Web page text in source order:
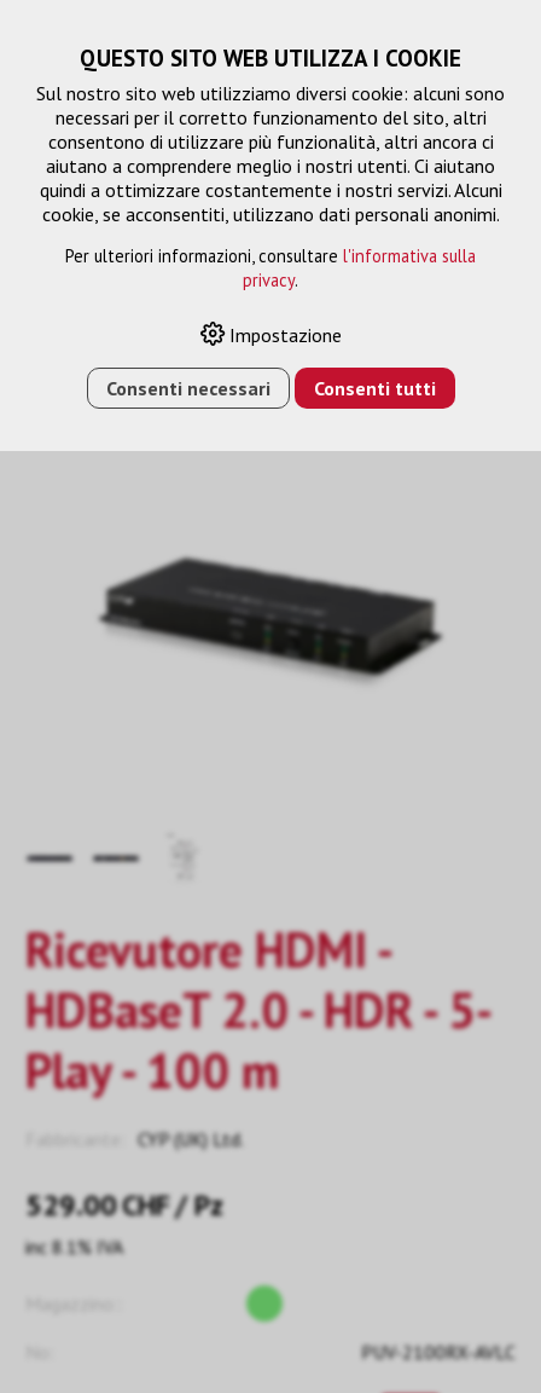
Gestione del segnale
› E-SHOP › GESTIONE DEL SEGNALE
RICEVUTORE
Ricevutore HDMI -
HDBaseT 2.0 - HDR - 5-
Play - 100 m
CYP (UK) Ltd.
529.00CHF/ Pz
inc 8.1% IVA
PUV-2100RX-AVLC
QUESTO SITO WEB UTILIZZA I COOKIE
Sul nostro sito web utilizziamo diversi cookie: alcuni sono
necessari per il corretto funzionamento del sito, altri
consentono di utilizzare più funzionalità, altri ancora ci
aiutano a comprendere meglio i nostri utenti. Ci aiutano
quindi a ottimizzare costantemente i nostri servizi. Alcuni
cookie, se acconsentiti, utilizzano dati personali anonimi.
Per ulteriori informazioni, consultare l'informativa sulla
privacy.
Impostazione
Consenti necessari Consenti tutti